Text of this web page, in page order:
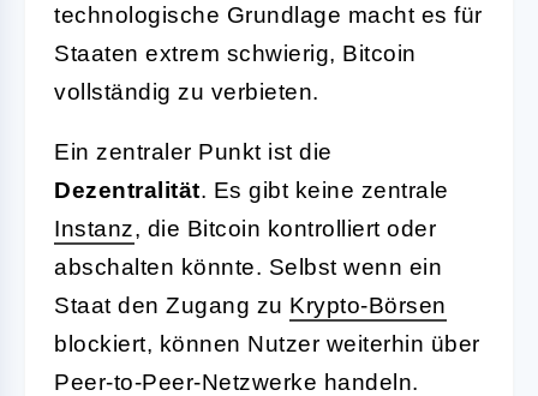
technologische Grundlage macht es für
Staaten extrem schwierig, Bitcoin
vollständig zu verbieten.
Ein zentraler Punkt ist die
Dezentralität. Es gibt keine zentrale
Instanz, die Bitcoin kontrolliert oder
abschalten könnte. Selbst wenn ein
Staat den Zugang zu Krypto-Börsen
blockiert, können Nutzer weiterhin über
Peer-to-Peer-Netzwerke handeln.